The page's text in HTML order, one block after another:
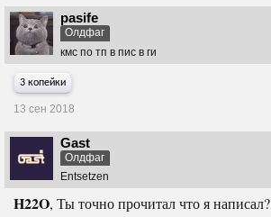
pasife
Олдфаг
кмс по тп в пис в ги
3 копейки
13 сен 2018
Gast
Олдфаг
Entsetzen
H22O, Ты точно прочитал что я написал?